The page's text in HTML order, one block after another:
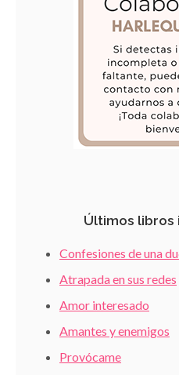
Últimos
Confesiones de una
Atrapada en sus redes
Amor interesado
Amantes y enemigos
Provócame